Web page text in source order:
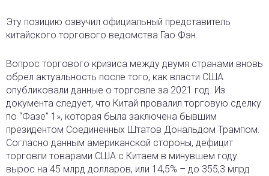
Эту позицию озвучил официальный представитель
китайского торгового ведомства Гао Фэн.
Вопрос торгового кризиса между двумя странами вновь
обрел актуальность после того, как власти США
опубликовали данные о торговле за 2021 год. Из
документа следует, что Китай провалил торговую сделку
по “Фазе” 1», которая была заключена бывшим
президентом Соединенных Штатов Дональдом Трампом.
Согласно данным американской стороны, дефицит
торговли товарами США с Китаем в минувшем году
вырос на 45 млрд долларов, или 14,5% – до 355,3 млрд